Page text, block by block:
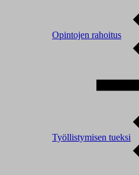
Opintojen rahoitus
Työllistymisen tueksi